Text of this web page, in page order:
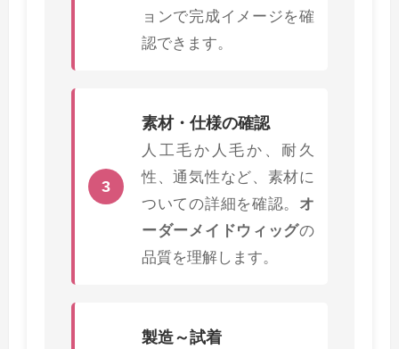
ョンで完成イメージを確
認できます。
3
素材・仕様の確認
人工毛か人毛か、耐久
性、通気性など、素材に
ついての詳細を確認。 オ
ーダーメイドウィッグの
品質を理解します。
製造～試着